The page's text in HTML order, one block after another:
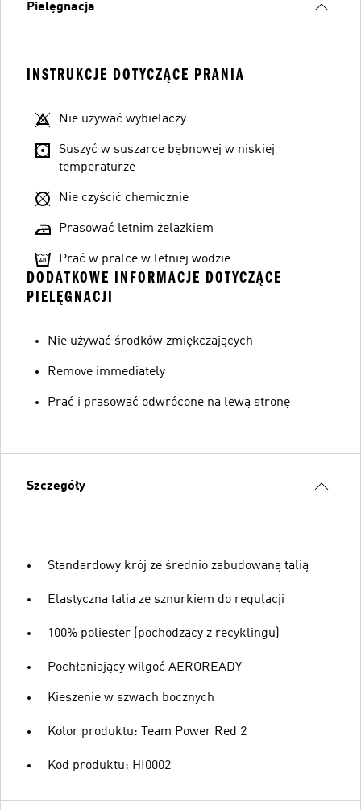
Pielęgnacja
INSTRUKCJE DOTYCZĄCE PRANIA
Nie używać wybielaczy
Suszyć w suszarce bębnowej w niskiej
temperaturze
Nie czyścić chemicznie
Prasować letnim żelazkiem
Prać w pralce w letniej wodzie
DODATKOWE INFORMACJE DOTYCZĄCE
PIELĘGNACJI
Nie używać środków zmiękczających
Remove immediately
Prać i prasować odwrócone na lewą stronę
Szczegóły
Standardowy krój ze średnio zabudowaną talią
Elastyczna talia ze sznurkiem do regulacji
100% poliester (pochodzący z recyklingu)
Pochłaniający wilgoć AEROREADY
Kieszenie w szwach bocznych
Kolor produktu: Team Power Red 2
Kod produktu: HI0002